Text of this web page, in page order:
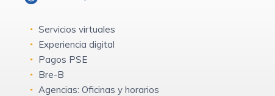
Servicios virtuales
Experiencia digital
Pagos PSE
Bre-B
Agencias: Oficinas y horarios